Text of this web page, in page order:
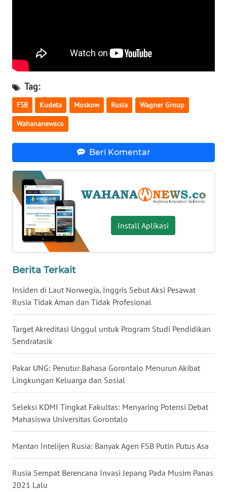
Tag:
FSB Kudeta Moskow Rusia Wagner Group
Wahananewsco
Beri Komentar
Install Aplikasi
Berita Terkait
Insiden di Laut Norwegia, Inggris Sebut Aksi Pesawat
Rusia Tidak Aman dan Tidak Profesional
Target Akreditasi Unggul untuk Program Studi Pendidikan
Sendratasik
Pakar UNG: Penutur Bahasa Gorontalo Menurun Akibat
Lingkungan Keluarga dan Sosial
Seleksi KDMI Tingkat Fakultas: Menyaring Potensi Debat
Mahasiswa Universitas Gorontalo
Mantan Intelijen Rusia: Banyak Agen FSB Putin Putus Asa
Rusia Sempat Berencana Invasi Jepang Pada Musim Panas
2021 Lalu
WN
SERAMBI
WN
JAMBI
WN
NTB
WN
SULTENG
WN
SULBAR
BABEL
WN
SUMBAR
WN
SUMSEL
WN
BENGKULU
WN
JATENG